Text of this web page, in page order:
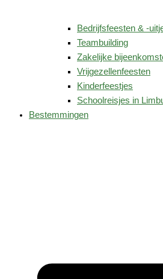
Bedrijfsfeesten & -
Teambuilding
Zakelijke
Vrijgezellenfeesten
Kinderfeestjes
Schoolreisjes in
Bestemmingen